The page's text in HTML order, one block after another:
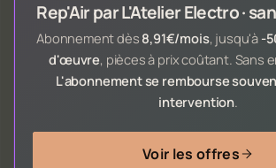
Rep'Air par L'Atelier Electro ·
Abonnement dès 8,91€/mois, jusqu'à -
d'œuvre, pièces à prix coûtant. Sans
L'abonnement se rembourse
intervention.
Voir les offres